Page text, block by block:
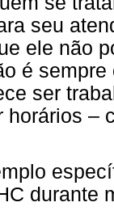
seu
ele não
é
ser
horários –
durante